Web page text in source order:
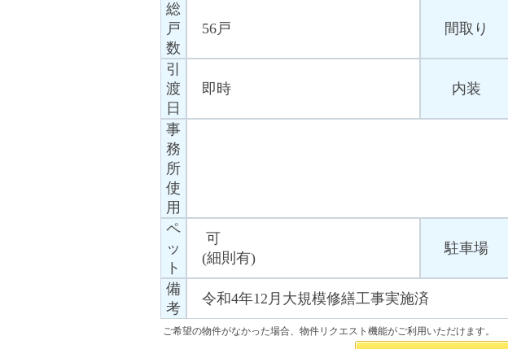
総
戸
数
56戸 間取り
引
渡
日
即時 内装
事
務
所
使
用
ペ
ッ
ト
可
(細則有)
駐車場
備
考
令和4年12月大規模修繕工事実施済
ご希望の物件がなかった場合、物件リクエスト機能がご利用いただけます。